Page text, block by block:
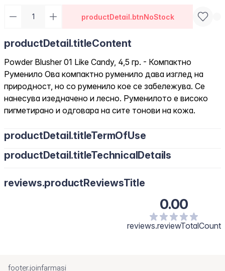
productDetail.btnNoStock
productDetail.titleContent
Powder Blusher 01 Like Candy, 4,5 гр. - Компактно
Руменило Ова компактно руменило дава изглед на
природност, но со руменило кое се забележува. Се
нанесува изедначено и лесно. Руменилото е високо
пигметирано и одговара на сите тонови на кожа.
productDetail.titleTermOfUse
productDetail.titleTechnicalDetails
reviews.productReviewsTitle
0.00
reviews.reviewTotalCount
footer.joinfarmasi